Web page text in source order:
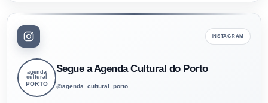
INSTAGRAM
agenda
cultural
PORTO
Segue a Agenda Cultural do Porto
@agenda_cultural_porto